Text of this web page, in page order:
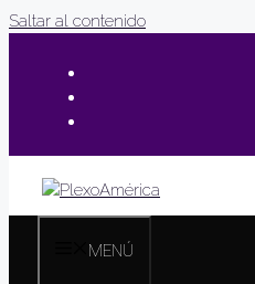
Saltar al contenido
MENÚ